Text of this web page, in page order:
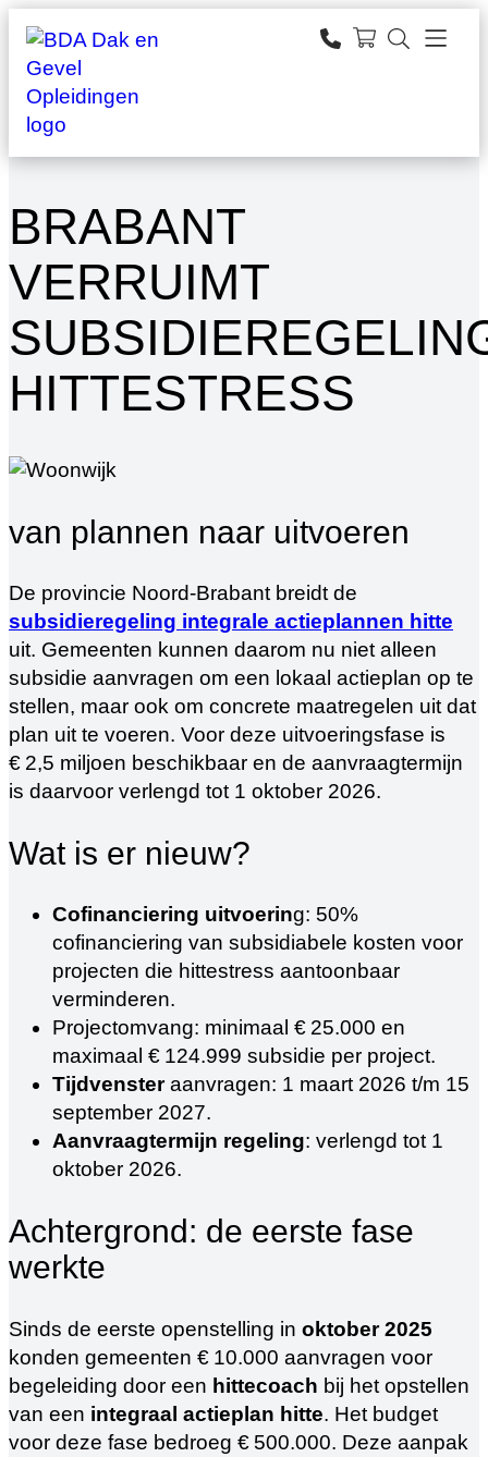
Ga
naar
de
inhoud
BRABANT
VERRUIMT
HITTESTRESS
van plannen naar uitvoeren
De provincie Noord‑Brabant breidt de
subsidieregeling integrale actieplannen hitte
uit. Gemeenten kunnen daarom nu niet alleen
subsidie aanvragen om een lokaal actieplan op te
stellen, maar ook om concrete maatregelen uit dat
plan uit te voeren. Voor deze uitvoeringsfase is
€ 2,5 miljoen beschikbaar en de aanvraagtermijn
is daarvoor verlengd tot 1 oktober 2026.
Wat is er nieuw?
Cofinanciering uitvoering: 50%
cofinanciering van subsidiabele kosten voor
projecten die hittestress aantoonbaar
verminderen.
Projectomvang: minimaal € 25.000 en
maximaal € 124.999 subsidie per project.
Tijdvensteraanvragen: 1 maart 2026 t/m 15
september 2027.
Aanvraagtermijn regeling: verlengd tot 1
oktober 2026.
Achtergrond: de eerste fase
werkte
Sinds de eerste openstelling in oktober 2025
konden gemeenten € 10.000 aanvragen voor
begeleiding door een hittecoach bij het opstellen
van een integraal actieplan hitte. Het budget
voor deze fase bedroeg € 500.000. Deze aanpak